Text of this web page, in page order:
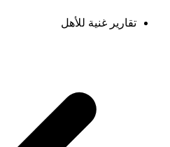
تقارير غنية للأهل